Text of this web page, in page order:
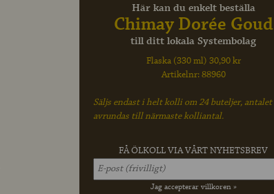
Här kan du enkelt beställa
Chimay Dorée Goud
till ditt lokala Systembolag
Flaska (330 ml) 30,90 kr
Artikelnr: 88960
Säljs endast i helt kolli om 24 buteljer, antalet
avrundas till närmaste kolliantal.
FÅ ÖLKOLL VIA VÅRT NYHETSBREV
Jag accepterar villkoren »